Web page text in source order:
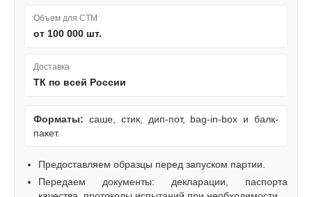
Объем для СТМ
от 100 000 шт.
Доставка
ТК по всей России
Форматы: саше, стик, дип-пот, bag-in-box и балк-
пакет.
Предоставляем образцы перед запуском партии.
Передаем документы: декларации, паспорта